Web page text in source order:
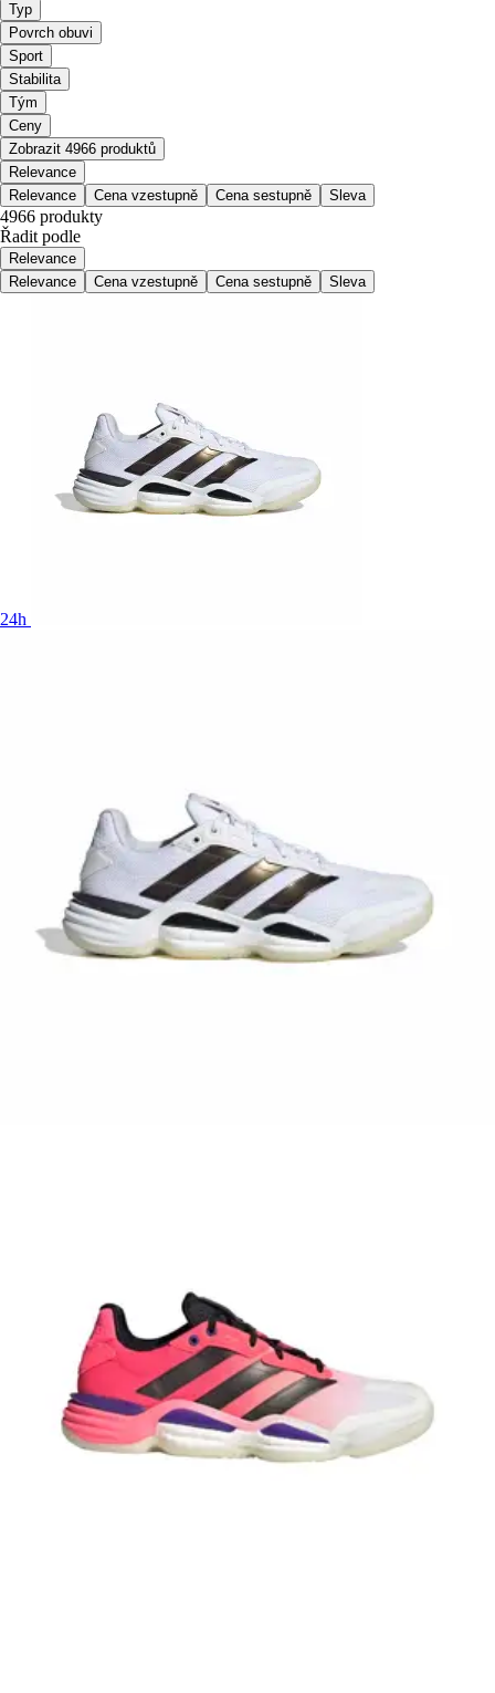
Typ
Povrch obuvi
Sport
Stabilita
Tým
Ceny
Zobrazit 4966 produktů
Relevance
Relevance
Cena vzestupně Cena sestupně Sleva
4966 produkty
Řadit podle
Relevance
Relevance
Cena vzestupně Cena sestupně Sleva
24h